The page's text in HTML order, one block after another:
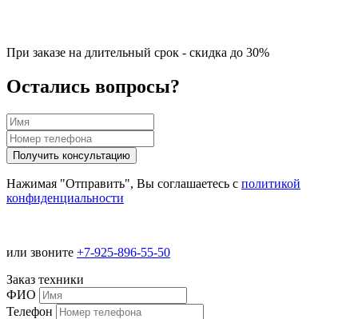
При заказе на длительный срок - скидка до 30%
Остались вопросы?
Нажимая "Отправить", Вы соглашаетесь с политикой
конфиденциальности
или звоните +7-925-896-55-50
Заказ техники
ФИО
Телефон